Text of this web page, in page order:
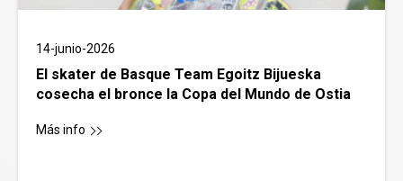
14-junio-2026
El skater de Basque Team Egoitz Bijueska
cosecha el bronce la Copa del Mundo de Ostia
Más info